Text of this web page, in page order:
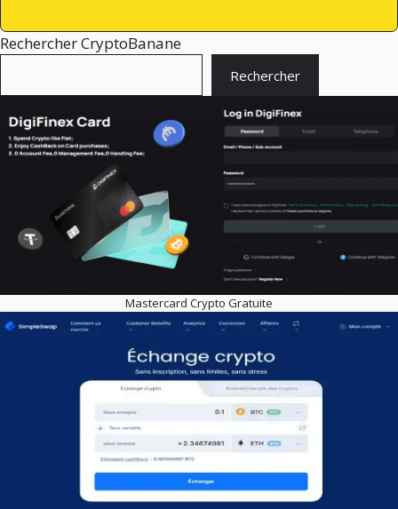
Rechercher CryptoBanane
Rechercher
Mastercard Crypto Gratuite